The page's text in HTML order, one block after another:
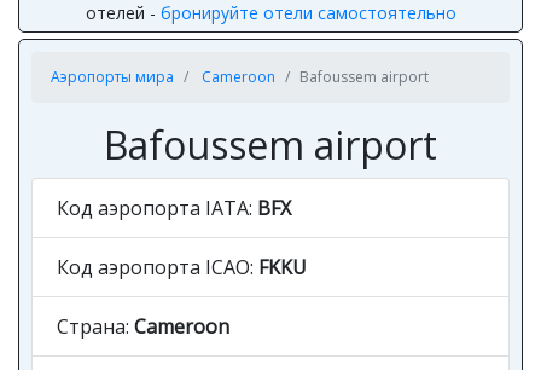
отелей - бронируйте отели самостоятельно
Аэропорты мира Cameroon Bafoussem airport
Bafoussem airport
Код аэропорта IATA: BFX
Код аэропорта ICAO: FKKU
Страна: Cameroon